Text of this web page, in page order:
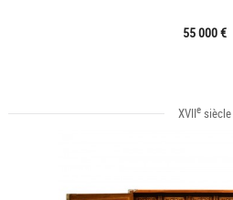
55 000 €
XVIIesiècle